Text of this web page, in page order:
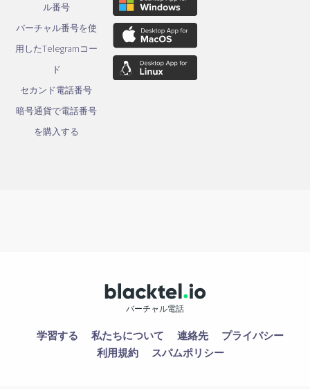
ル番号
バーチャル番号を使
用したTelegramコー
ド
セカンド電話番号
暗号通貨で電話番号
を購入する
バーチャル電話
学習する 私たちについて 連絡先
プライバシー
利用規約
スパムポリシー